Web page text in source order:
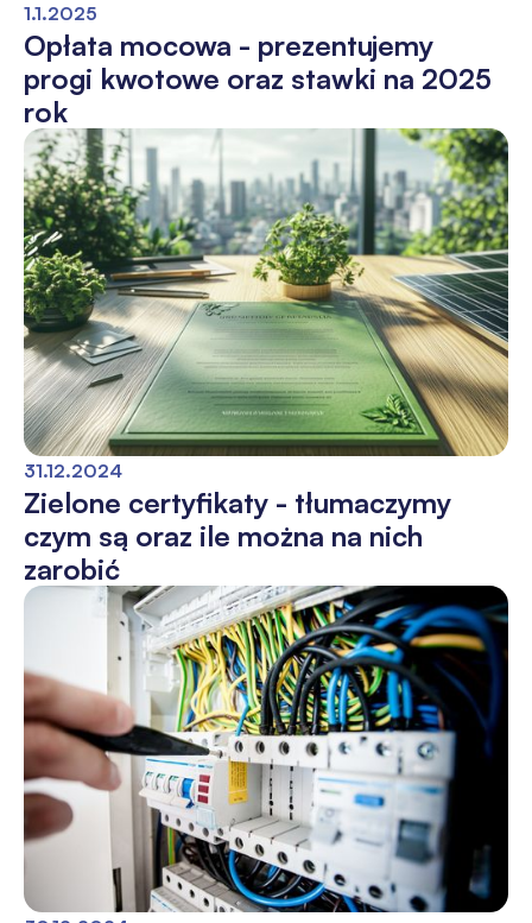
1.1.2025
Opłata mocowa - prezentujemy
progi kwotowe oraz stawki na 2025
rok
31.12.2024
Zielone certyfikaty - tłumaczymy
czym są oraz ile można na nich
zarobić